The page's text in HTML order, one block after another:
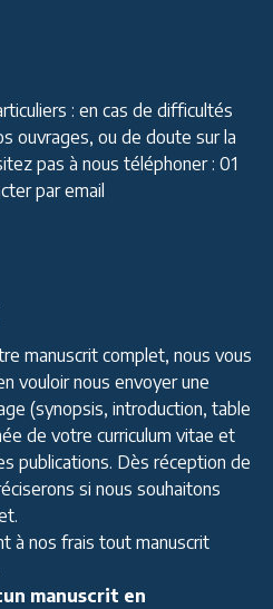
: en cas de difficultés
ouvrages, ou de doute sur la
pas à nous téléphoner : 01
par email
manuscrit complet, nous vous
vouloir nous envoyer une
(synopsis, introduction, table
de votre curriculum vitae et
publications. Dès réception de
si nous souhaitons
à nos frais tout manuscrit
manuscrit en